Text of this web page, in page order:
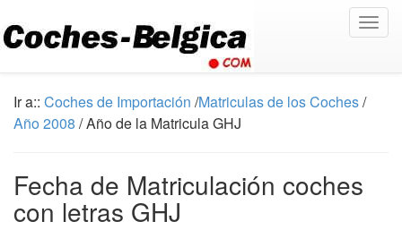
Ir a:: Coches de Importación /Matriculas de los Coches/
Año 2008 / Año de la Matricula GHJ
Fecha de Matriculación coches
con letras GHJ